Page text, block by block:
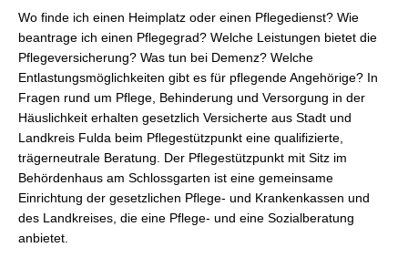
Wo finde ich einen Heimplatz oder einen Pflegedienst? Wie
beantrage ich einen Pflegegrad? Welche Leistungen bietet die
Pflegeversicherung? Was tun bei Demenz? Welche
Entlastungsmöglichkeiten gibt es für pflegende Angehörige? In
Fragen rund um Pflege, Behinderung und Versorgung in der
Häuslichkeit erhalten gesetzlich Versicherte aus Stadt und
Landkreis Fulda beim Pflegestützpunkt eine qualifizierte,
trägerneutrale Beratung. Der Pflegestützpunkt mit Sitz im
Behördenhaus am Schlossgarten ist eine gemeinsame
Einrichtung der gesetzlichen Pflege- und Krankenkassen und
des Landkreises, die eine Pflege- und eine Sozialberatung
anbietet.